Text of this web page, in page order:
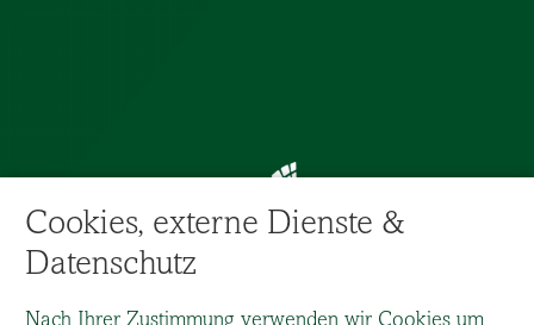
Cookies, externe Dienste &
Datenschutz
Nach Ihrer Zustimmung verwenden wir Cookies um